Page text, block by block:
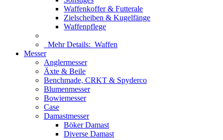
Waffenkoffer & Futterale
Zielscheiben & Kugelfänge
Waffenpflege
Mehr Details: Waffen
Messer
Anglermesser
Äxte & Beile
Benchmade, CRKT & Spyderco
Blumenmesser
Bowiemesser
Case
Damastmesser
Böker Damast
Diverse Damast